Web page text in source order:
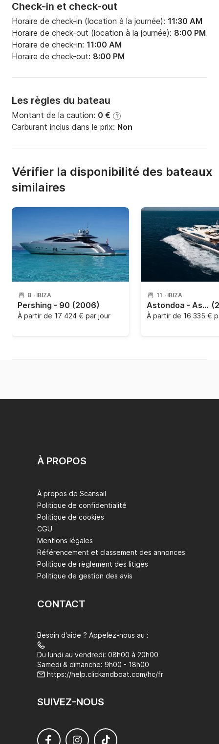
Check-in et check-out
Horaire de check-in (location à la journée): 11:30 AM
Horaire de check-out (location à la journée): 8:00 PM
Horaire de check-in: 11:00 AM
Horaire de check-out: 8:00 PM
Les règles du bateau
Montant de la caution: 0 € ?
Carburant inclus dans le prix: Non
Vérifier la disponibilité des bateaux
similaires
8 · IBIZA
Pershing - 90 (2006)
À partir de 17 424 € par jour
11 · IBIZA
Astondoa - Astondoa 102 GLX
À partir de 16 335 €
À PROPOS
À propos de Scansail
Politique de confidentialité
Politique de cookies
CGU
Mentions légales
Référencement et classement des annonces
Politique de règlement des litiges
Politique de gestion des avis
CONTACT
Besoin d'aide ? Appelez-nous au :
Du lundi au vendredi: 08h00 à 20h00
Samedi & dimanche: 9h00 - 18h00
https://help.clickandboat.com/hc/fr
SUIVEZ-NOUS